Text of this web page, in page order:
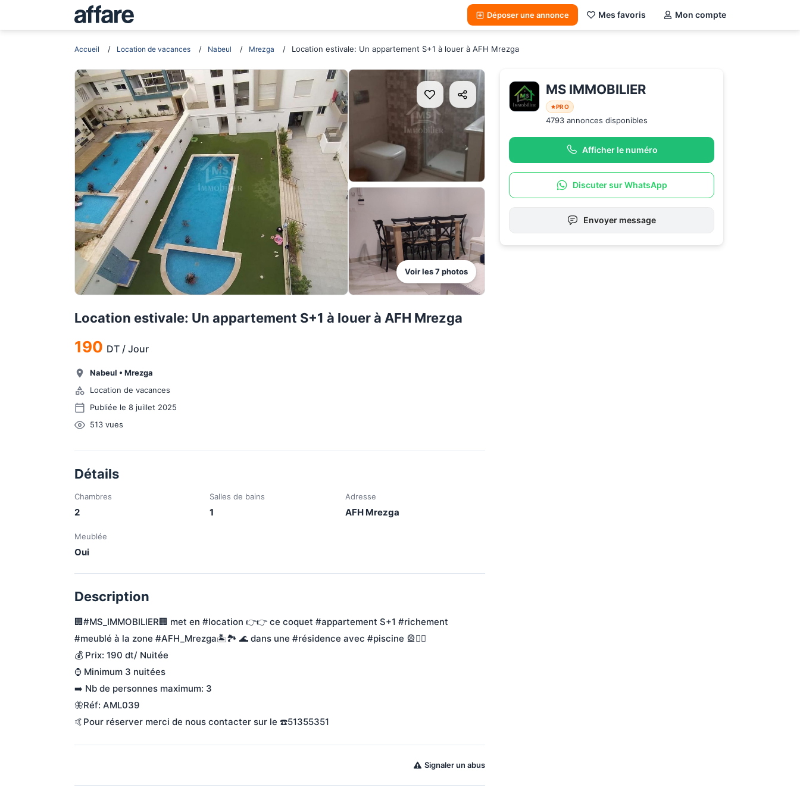
Déposer une annonce Mes favoris Mon compte
Accueil Location de vacances Nabeul Mrezga Location estivale: Un appartement S+1 à louer à AFH Mrezga
Voir les7photos
Location estivale: Un appartement S+1 à louer à AFH Mrezga
190 DT / Jour
Nabeul • Mrezga
Location de vacances
Publiée le 8 juillet 2025
513vues
Détails
Chambres
2
Salles de bains
1
Adresse
AFH Mrezga
Meublée
Oui
Description
🏢#MS_IMMOBILIER🏢 met en #location 👉👉 ce coquet #appartement S+1 #richement
#meublé à la zone #AFH_Mrezga🏝🏞 🌊 dans une #résidence avec #piscine 🎡🚣‍♂️
💰 Prix: 190 dt/ Nuitée
⌚️ Minimum 3 nuitées
➡️ Nb de personnes maximum: 3
🦋Réf: AML039
🤙Pour réserver merci de nous contacter sur le ☎️51355351
Signaler un abus
MS IMMOBILIER
PRO
4793 annonces disponibles
Afficher le numéro
Discuter sur WhatsApp
Envoyer message